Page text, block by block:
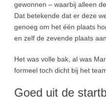
gewonnen – waarbij alleen
Dat betekende dat er deze
genoeg om het één plaats
en zelf de zevende plaats
Het was volle bak, al was
formeel toch dicht bij het
Goed uit de